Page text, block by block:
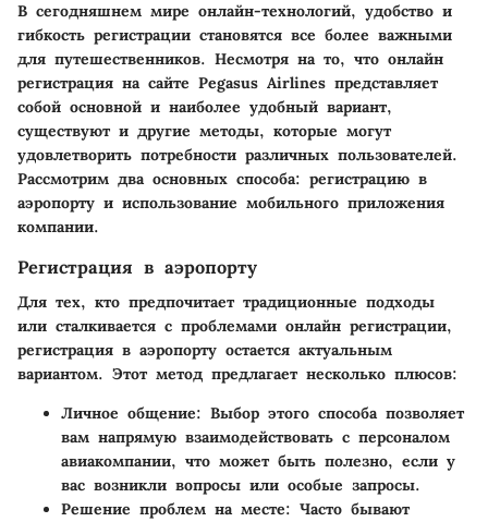
В сегодняшнем мире онлайн-технологий, удобство и
гибкость регистрации становятся все более важными
для путешественников. Несмотря на то, что онлайн
регистрация на сайте Pegasus Airlines представляет
собой основной и наиболее удобный вариант,
существуют и другие методы, которые могут
удовлетворить потребности различных пользователей.
Рассмотрим два основных способа: регистрацию в
аэропорту и использование мобильного приложения
компании.
Регистрация в аэропорту
Для тех, кто предпочитает традиционные подходы
или сталкивается с проблемами онлайн регистрации,
регистрация в аэропорту остается актуальным
вариантом. Этот метод предлагает несколько плюсов:
Личное общение: Выбор этого способа позволяет
вам напрямую взаимодействовать с персоналом
авиакомпании, что может быть полезно, если у
вас возникли вопросы или особые запросы.
Решение проблем на месте: Часто бывают